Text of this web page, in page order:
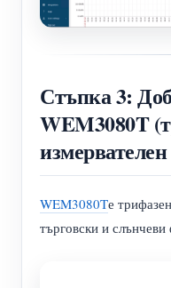
Стъпка 3:
WEM3080T
WEM3080Tе
търговски и